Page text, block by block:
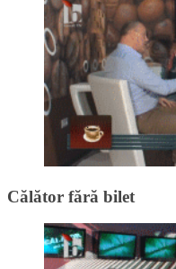
Călător fără bilet